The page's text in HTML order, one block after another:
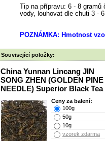
Tip na přípravu: 6 - 8
vody, louhovat dle chuti 3 -
POZNÁMKA: Hmotnost
Související položky:
China Yunnan Lincang JIN
SONG ZHEN (GOLDEN PINE
NEEDLE) Superior Black Tea
Ceny za balení:
100g
50g
10g
vzorek zdarma